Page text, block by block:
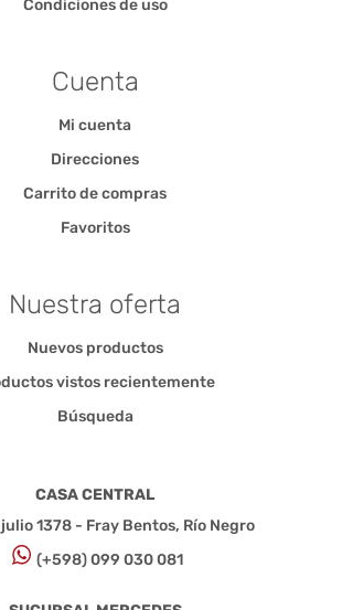
Condiciones de uso
Cuenta
Mi cuenta
Direcciones
Carrito de compras
Favoritos
Nuestra oferta
Nuevos productos
vistos recientemente
Búsqueda
CASA CENTRAL
julio 1378 - Fray Bentos, Río Negro
(+598) 099 030 081